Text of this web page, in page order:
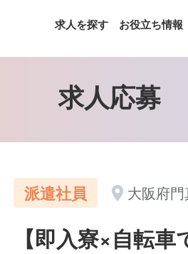
求人を探す お役立ち情報
求人応募
派遣社員 大阪府
【即入寮×自転